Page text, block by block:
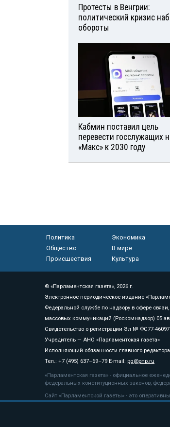
Протесты в Венгрии:
политический кризис
обороты
Кабмин поставил цель
перевести госслужащих
«Макс» к 2030 году
Политика
Экономика
Общество
В мире
Происшествия
Культура
© «Парламентская газета», 2026 г.
Электронное периодическое издание
Федеральной службе по надзору в сфере
массовых коммуникаций (Роскомнадзор) 05
Свидетельство о регистрации Эл № ФС77-46097
Учредитель — АНО «Парламентская газета»
Исполняющий обязанности главного
Тел.: +7 (495) 637–69–79 E-mail: pg@pnp.ru
«Парламентская газета» - официальное
федеральных конституционных законов,
Сайт «Парламентской газеты» - это
«Парламентской газеты» активная ссылка на